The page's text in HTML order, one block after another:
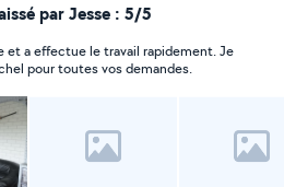
par Jesse : 5/5
et a effectue le travail rapidement. Je
pour toutes vos demandes.